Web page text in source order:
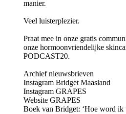
manier.
Veel luisterplezier.
Praat mee in onze gratis
onze hormoonvriendelijke
PODCAST20.
Archief nieuwsbrieven
Instagram Bridget Maasland
Instagram GRAPES
Website GRAPES
Boek van Bridget: ‘Hoe word ik